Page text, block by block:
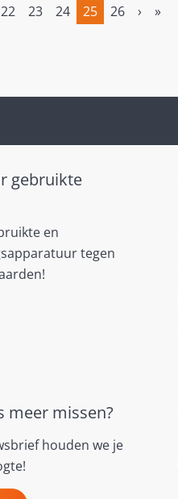
22 23 24
25
26 › »
gebruikte
en
tegen
meer missen?
houden we je